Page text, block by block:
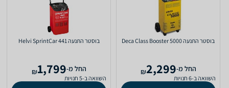
‏בוסטר התנעה Deca Class Booster 5000
‫החל מ-2,299
₪
השוואה ב-6 חנויות
‏בוסטר התנעה Helvi SprintCar 441
‫החל מ-1,799
₪
השוואה ב-5 חנויות